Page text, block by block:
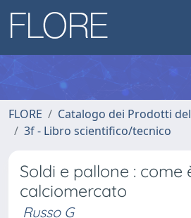
FLORE Catalogo dei Prodotti
3f - Libro scientifico/tecnico
Soldi e pallone : come
calciomercato
Russo G